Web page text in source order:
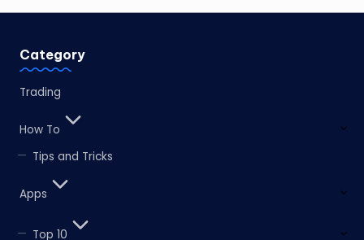
Category
Trading
How To
Tips and Tricks
Apps
Top 10